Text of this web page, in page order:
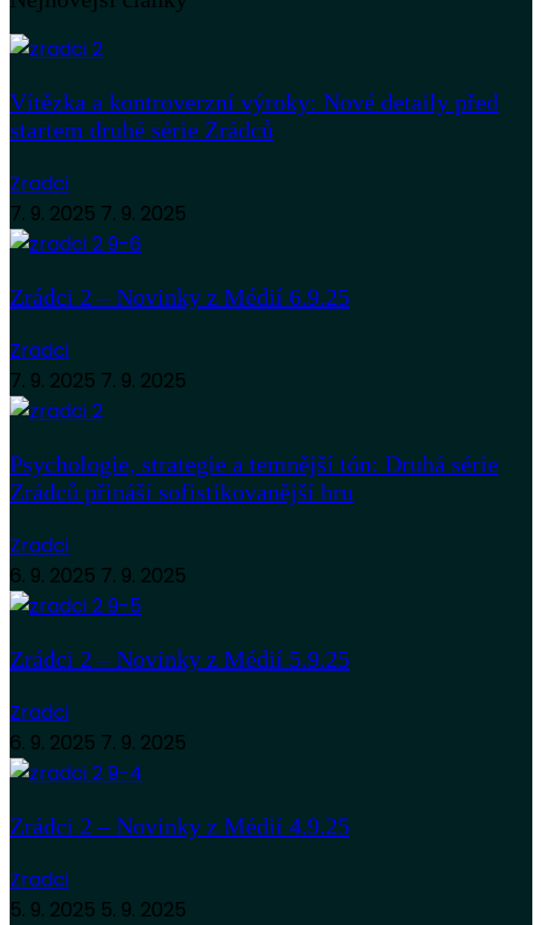
Vítězka a kontroverzní výroky: Nové detaily před
startem druhé série Zrádců
Zradci
7. 9. 2025 7. 9. 2025
Zrádci 2 – Novinky z Médií 6.9.25
Zradci
7. 9. 2025 7. 9. 2025
Psychologie, strategie a temnější tón: Druhá série
Zrádců přináší sofistikovanější hru
Zradci
6. 9. 2025 7. 9. 2025
Zrádci 2 – Novinky z Médií 5.9.25
Zradci
6. 9. 2025 7. 9. 2025
Zrádci 2 – Novinky z Médií 4.9.25
Zradci
5. 9. 2025 5. 9. 2025